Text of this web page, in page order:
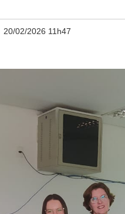
20/02/2026 11h47